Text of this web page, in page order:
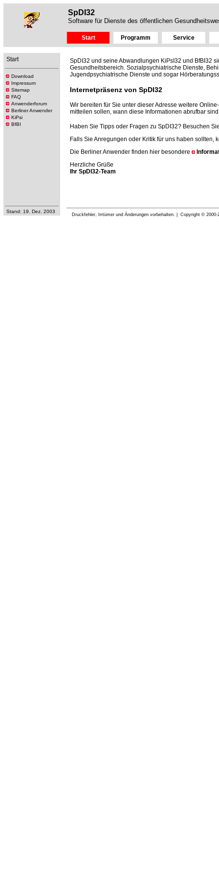
SpDI32
Software für Dienste des öffentlichen
Start Programm Service
Start
Download
Impressum
Sitemap
FAQ
Anwenderforum
Berliner Anwender
KiPsi
BfBI
SpDI32 und seine Abwandlungen KiPsI32 und BfBI32
Gesundheitsbereich. Sozialpsychiatrische Dienste,
Jugendpsychiatrische Dienste und sogar
Internetpräsenz von SpDI32
Wir bereiten für Sie unter dieser Adresse weitere
mitteilen sollen, wann diese Informationen abrufbar
Haben Sie Tipps oder Fragen zu SpDI32? Besuchen
Falls Sie Anregungen oder Kritik für uns haben sollten,
Die Berliner Anwender finden hier besondere
Herzliche Grüße
Ihr SpDI32-Team
Stand: 19. Dez. 2003
Druckfehler, Irrtümer und Änderungen vorbehalten. | Copyright ©